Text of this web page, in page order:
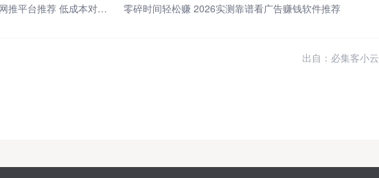
想拓展线上线下客源 正规地推网推平台推荐 低成本对接优质单子
零碎时间轻松赚 2026实测靠谱看广告赚钱软件推荐
出自：必集客小云